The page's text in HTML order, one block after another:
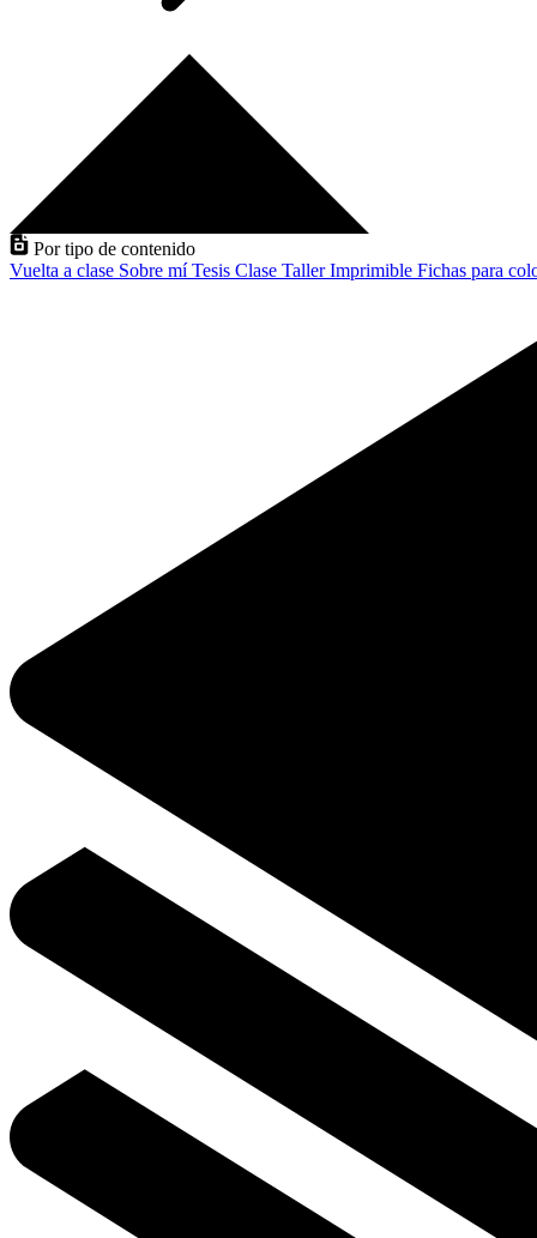
Por tipo de contenido
Vuelta a clase Sobre míTesis Clase TallerImprimible Fichas para